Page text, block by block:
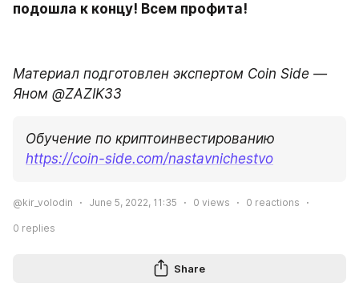
подошла к концу! Всем профита!
Материал подготовлен экспертом Coin Side —
Яном @ZAZIK33
https://coin-side.com/nastavnichestvo
@kir_volodin June 5, 2022, 11:35 0 views 0 reactions
0 replies
Share